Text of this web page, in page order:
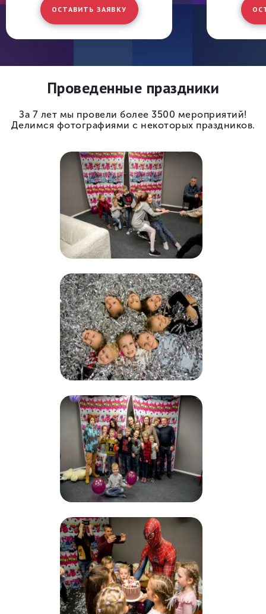
ОСТАВИТЬ ЗАЯВКУ
Проведенные праздники
За 7 лет мы провели более 3500 мероприятий!
Делимся фотографиями с некоторых праздников.